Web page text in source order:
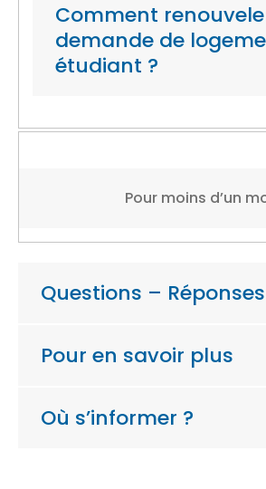
Comment
demande de
étudiant ?
Pour moins d’un
Questions – Réponses
Pour en savoir plus
Où s’informer ?